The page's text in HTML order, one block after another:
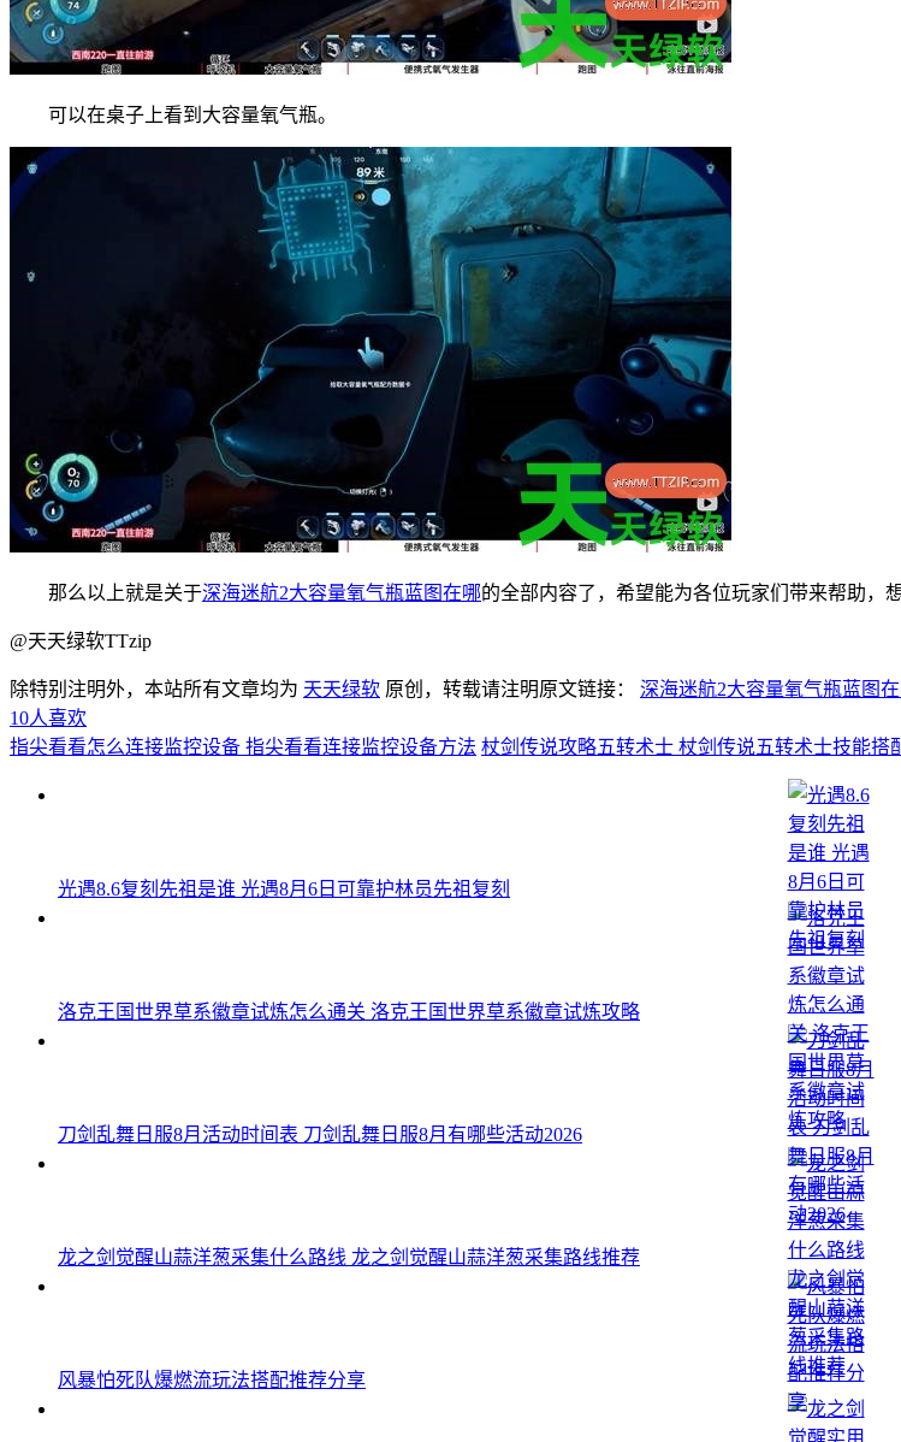
可以在桌子上看到大容量氧气瓶。
那么以上就是关于深海迷航2大容量氧气瓶蓝图在哪的全部内容了，希望能为各位玩家们带来帮助，
@天天绿软TTzip
除特别注明外，本站所有文章均为 天天绿软 原创，转载请注明原文链接： 深海迷航2大容量氧气瓶蓝图
10人喜欢
指尖看看怎么连接监控设备 指尖看看连接监控设备方法 杖剑传说攻略五转术士 杖剑传说五转术士技能搭
光遇8.6复刻先祖是谁 光遇8月6日可靠护林员先祖复刻
洛克王国世界草系徽章试炼怎么通关 洛克王国世界草系徽章试炼攻略
刀剑乱舞日服8月活动时间表 刀剑乱舞日服8月有哪些活动2026
龙之剑觉醒山蒜洋葱采集什么路线 龙之剑觉醒山蒜洋葱采集路线推荐
风暴怕死队爆燃流玩法搭配推荐分享